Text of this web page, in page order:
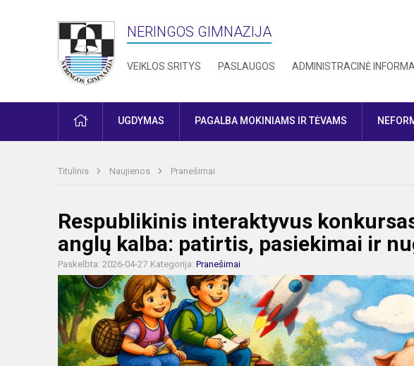
NERINGOS GIMNAZIJA
VEIKLOS SRITYS PASLAUGOS ADMINISTRACINĖ
PRADŽIAUGDYMAS PAGALBA MOKINIAMS IR TĖVAMS
Titulinis Naujienos Pranešimai
Respublikinis interaktyvus
anglų kalba: patirtis, pasiekimai ir
Paskelbta: 2026-04-27 Kategorija: Pranešimai